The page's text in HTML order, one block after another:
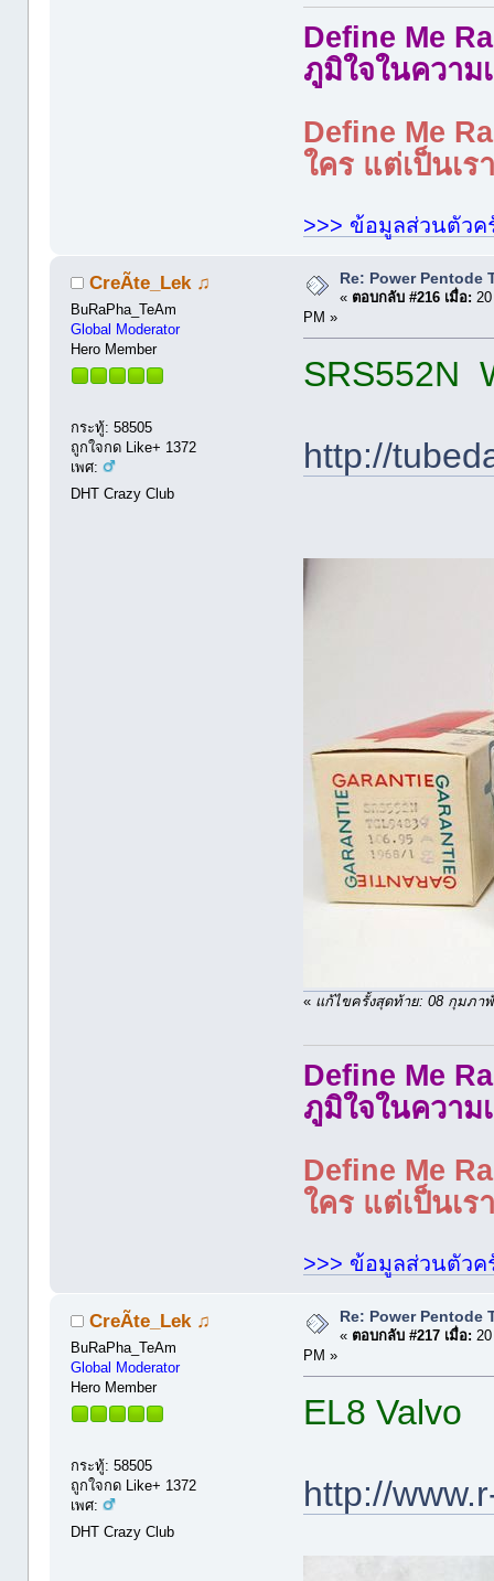
Define Me
ภูมิใจในความ
Define Me
ใคร แต่เป็นเ
>>> ข้อมูลส่วนตัวค
CreÃte_Lek ♫
BuRaPha_TeAm
Global Moderator
Hero Member
กระทู้: 58505
ถูกใจกด Like+ 1372
เพศ:
DHT Crazy Club
Re: Power Pentode
« ตอบกลับ #216 เมื่อ:
PM »
SRS552N
http://
« แก้ไขครั้งสุดท้าย: 08 กุมภา
Define Me
ภูมิใจในความ
Define Me
ใคร แต่เป็นเ
>>> ข้อมูลส่วนตัวค
CreÃte_Lek ♫
BuRaPha_TeAm
Global Moderator
Hero Member
กระทู้: 58505
ถูกใจกด Like+ 1372
เพศ:
DHT Crazy Club
Re: Power Pentode
« ตอบกลับ #217 เมื่อ:
PM »
EL8 Valvo
http://